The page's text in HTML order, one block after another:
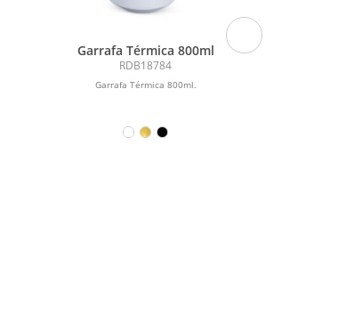
Garrafa Térmica 800ml
RDB18784
Garrafa Térmica 800ml.